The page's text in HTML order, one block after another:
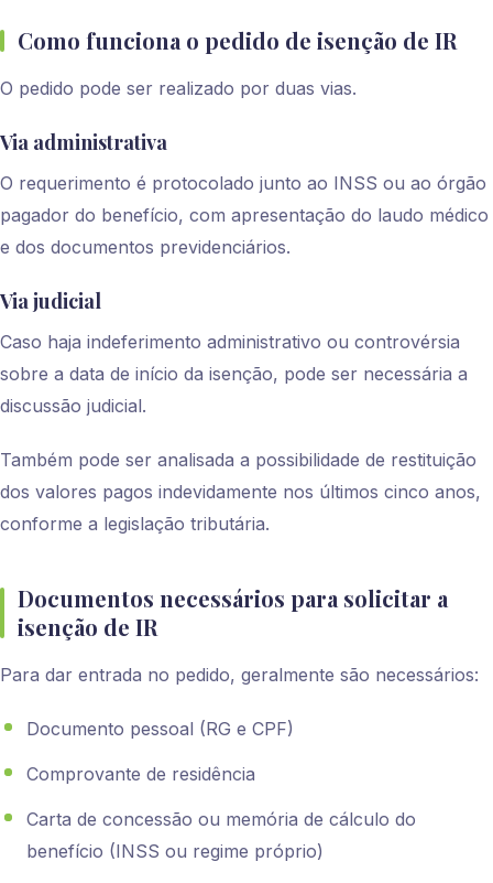
Como funciona o pedido de isenção de IR
O pedido pode ser realizado por duas vias.
Via administrativa
O requerimento é protocolado junto ao INSS ou ao órgão
pagador do benefício, com apresentação do laudo médico
e dos documentos previdenciários.
Via judicial
Caso haja indeferimento administrativo ou controvérsia
sobre a data de início da isenção, pode ser necessária a
discussão judicial.
Também pode ser analisada a possibilidade de restituição
dos valores pagos indevidamente nos últimos cinco anos,
conforme a legislação tributária.
Documentos necessários para solicitar a
isenção de IR
Para dar entrada no pedido, geralmente são necessários:
Documento pessoal (RG e CPF)
Comprovante de residência
Carta de concessão ou memória de cálculo do
benefício (INSS ou regime próprio)